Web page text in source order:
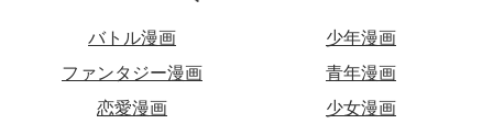
バトル漫画
少年漫画
ファンタジー漫画
青年漫画
恋愛漫画
少女漫画